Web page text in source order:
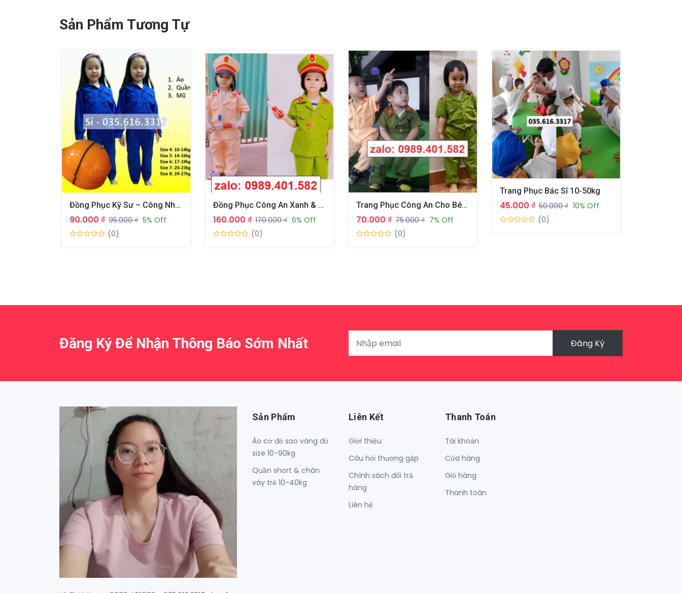
Sản Phẩm Tương Tự
Đồng Phục Kỹ Sư – Công Nhân Nhí Cho Bé
90.000 ₫ 95.000 ₫ 5% Off
(0)
Đồng Phục Công An Xanh & Cảnh Sát Giao Thông Cho Bé
160.000 ₫ 170.000 ₫ 6% Off
(0)
Trang Phục Công An Cho Bé 10-27kg
70.000 ₫ 75.000 ₫ 7% Off
(0)
Trang Phục Bác Sĩ 10-50kg
45.000 ₫ 50.000 ₫ 10% Off
(0)
Đăng Ký Để Nhận Thông Báo Sớm Nhất Đăng Ký
Sản Phẩm
Áo cờ đỏ sao vàng đủ
size 10-90kg
Quần short & chân
váy trẻ 10-40kg
Liên Kết
Giới thiệu
Câu hỏi thường gặp
Chính sách đổi trả
hàng
Liên hệ
Thanh Toán
Tài khoản
Cửa hàng
Giỏ hàng
Thanh toán